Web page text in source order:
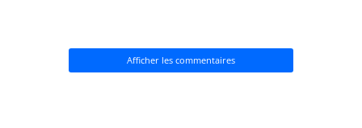
Afficher les commentaires